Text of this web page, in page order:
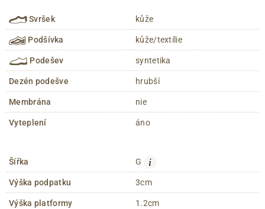
Svršek kůže
Podšívka kůže/textílie
Podešev syntetika
Dezén podešve hrubší
Membrána nie
Vyteplení áno
Šířka G i
Výška podpatku 3cm
Výška platformy 1.2cm